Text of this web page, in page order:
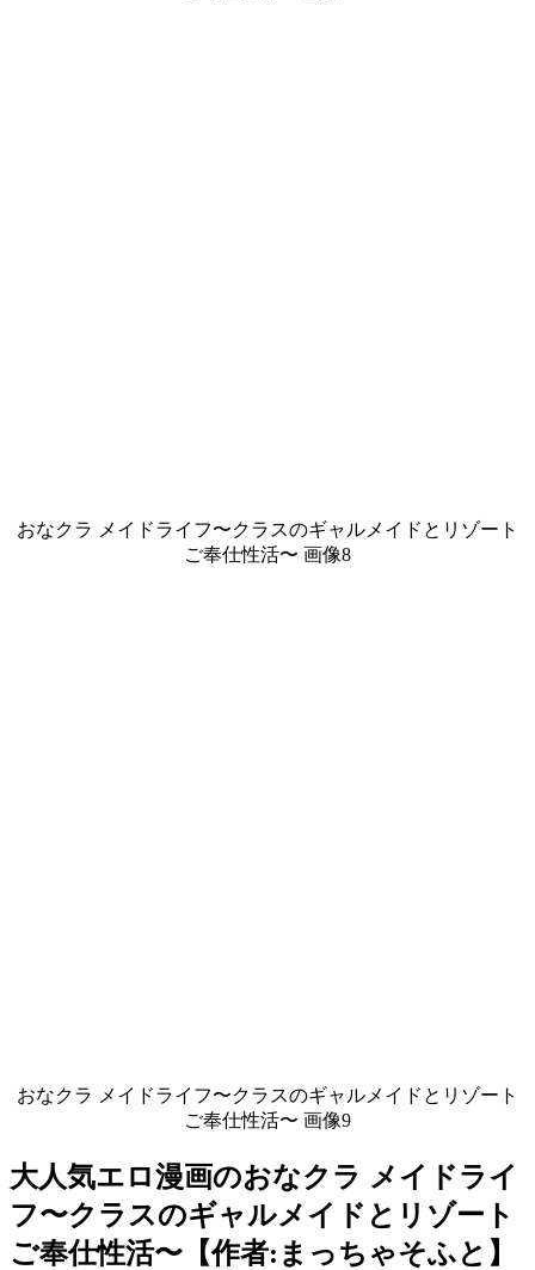
おなクラ メイドライフ〜クラスのギャルメイドとリゾート
ご奉仕性活〜 画像8
おなクラ メイドライフ〜クラスのギャルメイドとリゾート
ご奉仕性活〜 画像9
大人気エロ漫画のおなクラ メイドライ
フ〜クラスのギャルメイドとリゾート
ご奉仕性活〜【作者:まっちゃそふと】